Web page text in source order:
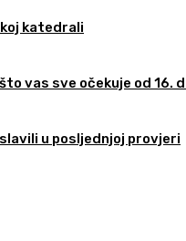
katedrali
vas sve očekuje od 16.
u posljednjoj provjeri